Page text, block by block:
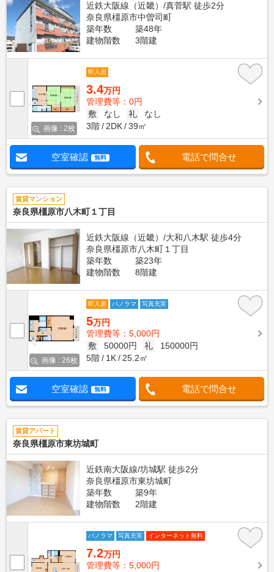
近鉄大阪線（近畿）/真菅駅 徒歩2分
奈良県橿原市中曽司町
築年数
築48年
建物階数
3階建
画像 : 2枚
即入居
3.4万円
管理費等：0円
敷
なし 礼
なし
3階
2DK 39㎡
空室確認 無料 電話で問合せ
賃貸マンション
奈良県橿原市八木町１丁目
近鉄大阪線（近畿）/大和八木駅 徒歩4分
奈良県橿原市八木町１丁目
築年数
築23年
建物階数
8階建
画像 : 26枚
即入居 パノラマ 写真充実
5万円
管理費等：5,000円
敷
50000円 礼
150000円
5階
1K 25.2㎡
空室確認 無料 電話で問合せ
賃貸アパート
奈良県橿原市東坊城町
近鉄南大阪線/坊城駅 徒歩2分
奈良県橿原市東坊城町
築年数
築9年
建物階数
2階建
パノラマ 写真充実 インターネット無料
7.2万円
管理費等：5,000円